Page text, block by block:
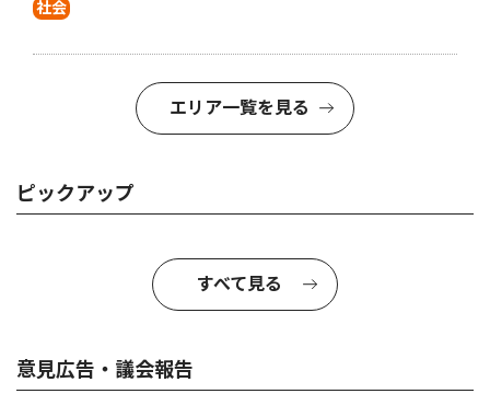
社会
エリア一覧を見る
ピックアップ
すべて見る
意見広告・議会報告